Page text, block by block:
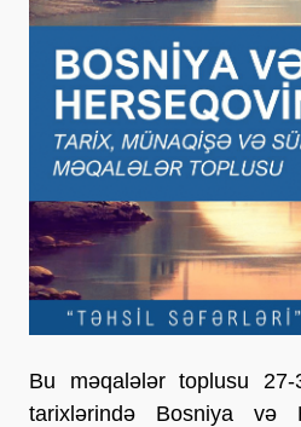
Bu məqalələr toplusu
tarixlərində Bosniya və